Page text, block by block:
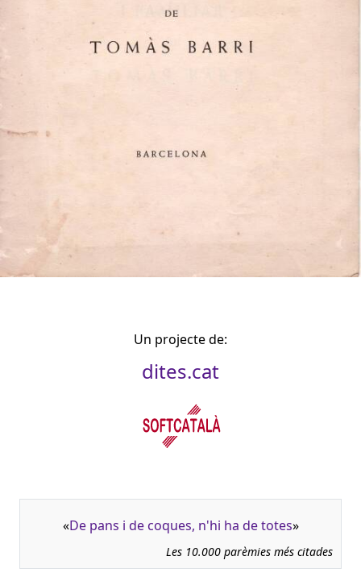
Un projecte de:
dites.cat
«De pans i de coques, n'hi ha de totes»
Les 10.000 parèmies més citades